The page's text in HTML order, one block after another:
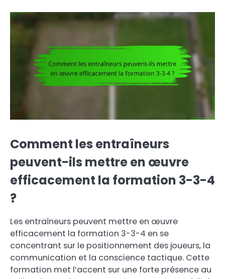
Comment les entraîneurs
peuvent-ils mettre en œuvre
efficacement la formation 3-3-4
?
Les entraîneurs peuvent mettre en œuvre
efficacement la formation 3-3-4 en se
concentrant sur le positionnement des joueurs, la
communication et la conscience tactique. Cette
formation met l’accent sur une forte présence au